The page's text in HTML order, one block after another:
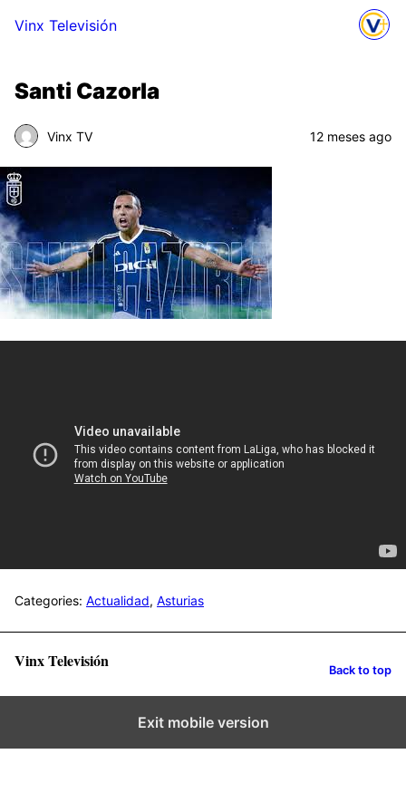
Vinx Televisión
Santi Cazorla
Vinx TV 12 meses ago
Categories: Actualidad, Asturias
Vinx Televisión Back to top
Exit mobile version